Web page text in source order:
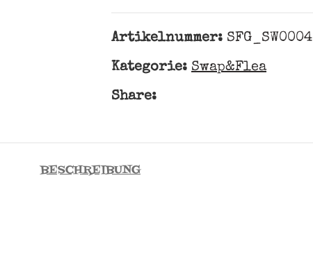
Artikelnummer: SFG_SW0004
Kategorie: Swap&Flea
Share:
BESCHREIBUNG